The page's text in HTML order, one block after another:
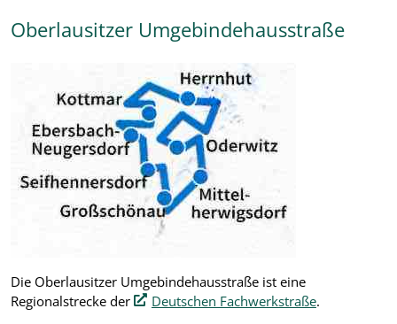
Oberlausitzer Umgebindehausstraße
Die Oberlausitzer Umgebindehausstraße ist eine
Regionalstrecke der
Deutschen Fachwerkstraße.